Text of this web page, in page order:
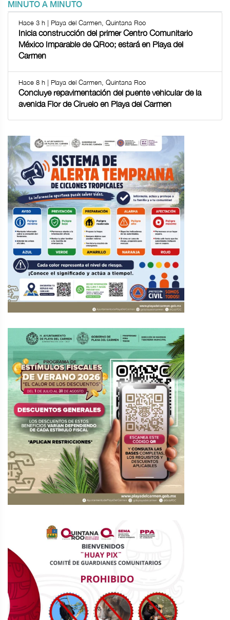
MINUTO A MINUTO
Hace 3 h | Playa del Carmen, Quintana Roo
Inicia construcción del primer Centro Comunitario
México Imparable de QRoo; estará en Playa del
Carmen
Hace 8 h | Playa del Carmen, Quintana Roo
Concluye repavimentación del puente vehicular de la
avenida Flor de Ciruelo en Playa del Carmen